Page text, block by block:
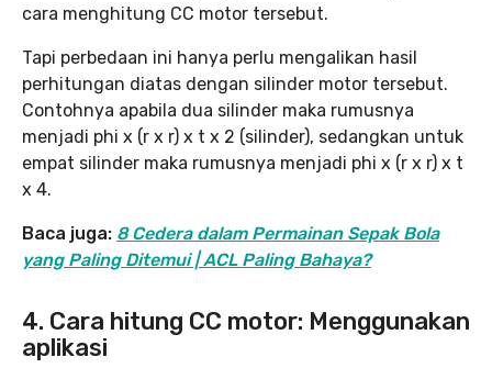
cara menghitung CC motor tersebut.
Tapi perbedaan ini hanya perlu mengalikan hasil
perhitungan diatas dengan silinder motor tersebut.
Contohnya apabila dua silinder maka rumusnya
menjadi phi x (r x r) x t x 2 (silinder), sedangkan untuk
empat silinder maka rumusnya menjadi phi x (r x r) x t
x 4.
Baca juga: 8 Cedera dalam Permainan Sepak Bola
yang Paling Ditemui | ACL Paling Bahaya?
4. Cara hitung CC motor: Menggunakan
aplikasi